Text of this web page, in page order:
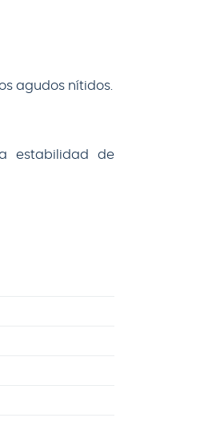
agudos nítidos.
estabilidad de